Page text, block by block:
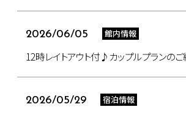
2026/06/05 館内情報
12時レイトアウト付♪カップルプランの
2026/05/29 宿泊情報